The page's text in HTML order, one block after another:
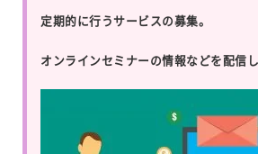
定期的に行うサービスの募集。
オンラインセミナーの情報などを配信し